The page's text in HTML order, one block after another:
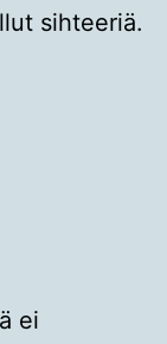
sihteeriä.
ei